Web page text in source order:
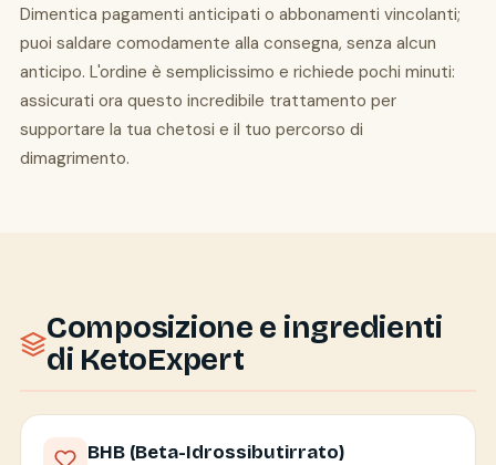
Dimentica pagamenti anticipati o abbonamenti vincolanti;
puoi saldare comodamente alla consegna, senza alcun
anticipo. L'ordine è semplicissimo e richiede pochi minuti:
assicurati ora questo incredibile trattamento per
supportare la tua chetosi e il tuo percorso di
dimagrimento.
Composizione e ingredienti
di KetoExpert
BHB (Beta-Idrossibutirrato)